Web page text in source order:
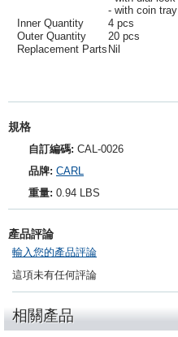
- with coin tray
Inner Quantity
4 pcs
Outer Quantity
20 pcs
Replacement Parts Nil
規格
自訂編碼: CAL-0026
品牌: CARL
重量: 0.94 LBS
產品評論
輸入您的產品評論
這項未有任何評論
相關產品